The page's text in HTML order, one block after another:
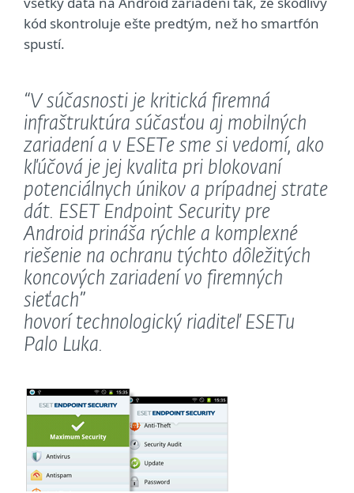
kód skontroluje ešte predtým, než ho smartfón
spustí.
“V súčasnosti je kritická firemná
infraštruktúra súčasťou aj mobilných
zariadení a v ESETe sme si vedomí, ako
kľúčová je jej kvalita pri blokovaní
potenciálnych únikov a prípadnej strate
dát. ESET Endpoint Security pre
Android prináša rýchle a komplexné
riešenie na ochranu týchto dôležitých
koncových zariadení vo firemných
sieťach”
hovorí technologický riaditeľ ESETu
Palo Luka.